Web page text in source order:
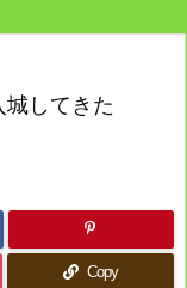
城してきた
Copy